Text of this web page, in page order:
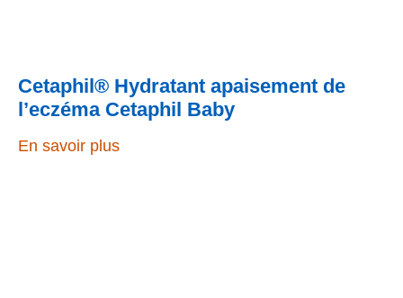
Cetaphil® Hydratant apaisement de
l’eczéma Cetaphil Baby
En savoir plus